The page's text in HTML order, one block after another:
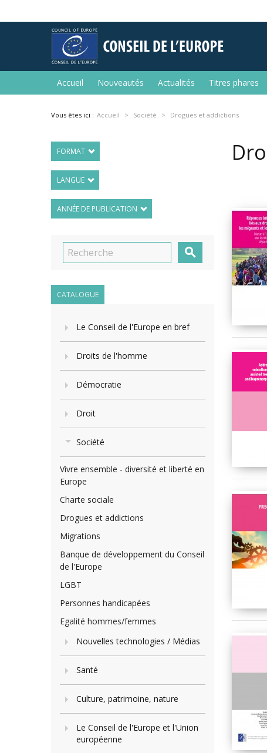
Accueil Nouveautés Actualités Titres phares
Vous êtes ici : Accueil Société Drogues et addictions
FORMAT
LANGUE
ANNÉE DE PUBLICATION

CATALOGUE
Le Conseil de l'Europe en bref
Droits de l'homme
Démocratie
Droit
Société
Vivre ensemble - diversité et liberté en
Europe
Charte sociale
Drogues et addictions
Migrations
Banque de développement du Conseil
de l'Europe
LGBT
Personnes handicapées
Egalité hommes/femmes
Nouvelles technologies / Médias
Santé
Culture, patrimoine, nature
Le Conseil de l'Europe et l'Union
européenne